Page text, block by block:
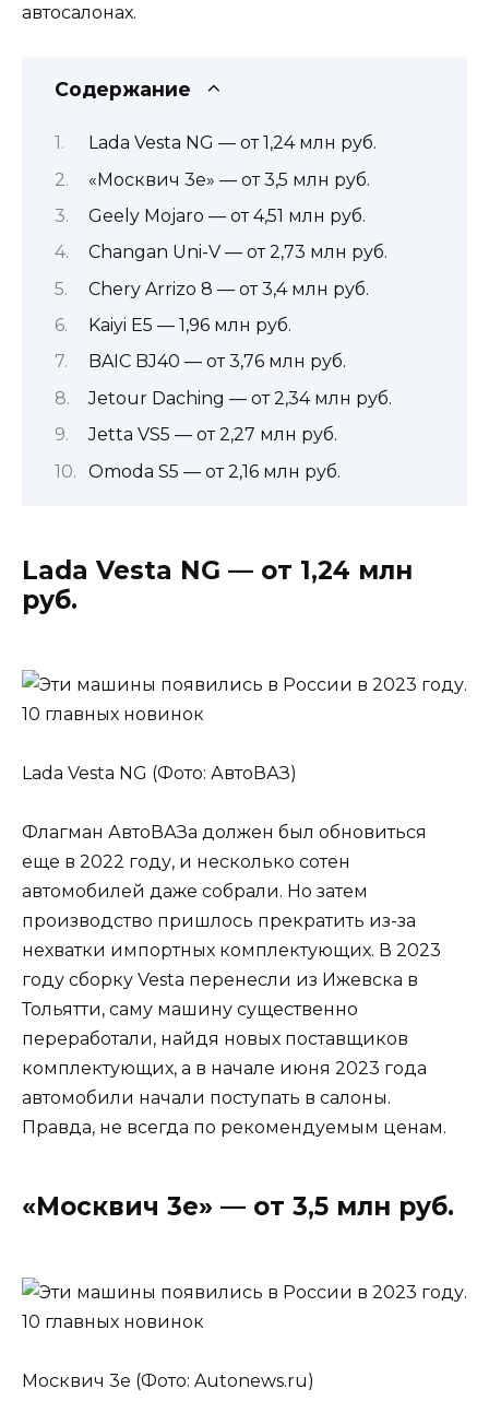
автосалонах.
Содержание
Lada Vesta NG — от 1,24 млн руб.
«Москвич 3е» — от 3,5 млн руб.
Geely Mojaro — от 4,51 млн руб.
Changan Uni-V — от 2,73 млн руб.
Chery Arrizo 8 — от 3,4 млн руб.
Kaiyi E5 — 1,96 млн руб.
BAIC BJ40 — от 3,76 млн руб.
Jetour Daching — от 2,34 млн руб.
Jetta VS5 — от 2,27 млн руб.
Omoda S5 — от 2,16 млн руб.
Lada Vesta NG — от 1,24 млн
руб.
Lada Vesta NG (Фото: АвтоВАЗ)
Флагман АвтоВАЗа должен был обновиться
еще в 2022 году, и несколько сотен
автомобилей даже собрали. Но затем
производство пришлось прекратить из-за
нехватки импортных комплектующих. В 2023
году сборку Vesta перенесли из Ижевска в
Тольятти, саму машину существенно
переработали, найдя новых поставщиков
комплектующих, а в начале июня 2023 года
автомобили начали поступать в салоны.
Правда, не всегда по рекомендуемым ценам.
«Москвич 3е» — от 3,5 млн руб.
Москвич 3е (Фото: Autonews.ru)